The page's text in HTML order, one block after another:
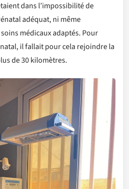
dans l’impossibilité de
adéquat, ni même
médicaux adaptés. Pour
il fallait pour cela rejoindre la
de 30 kilomètres.